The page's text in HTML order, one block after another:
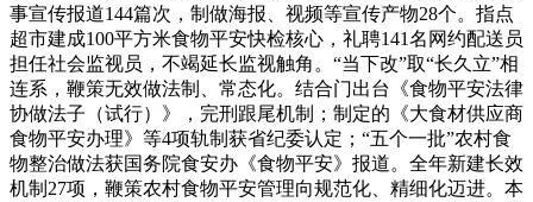
事宣传报道144篇次，制做海报、视频等宣传产物28个。指点
超市建成100平方米食物平安快检核心，礼聘141名网约配送员
担任社会监视员，不竭延长监视触角。“当下改”取“长久立”相
连系，鞭策无效做法制、常态化。结合门出台《食物平安法律
协做法子（试行）》，完刑跟尾机制；制定的《大食材供应商
食物平安办理》等4项轨制获省纪委认定；“五个一批”农村食
物整治做法获国务院食安办《食物平安》报道。全年新建长效
机制27项，鞭策农村食物平安管理向规范化、精细化迈进。本